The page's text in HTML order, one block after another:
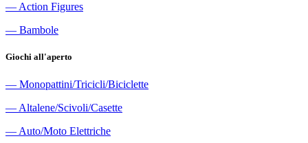
― Action Figures
― Bambole
Giochi all'aperto
― Monopattini/Tricicli/Biciclette
― Altalene/Scivoli/Casette
― Auto/Moto Elettriche